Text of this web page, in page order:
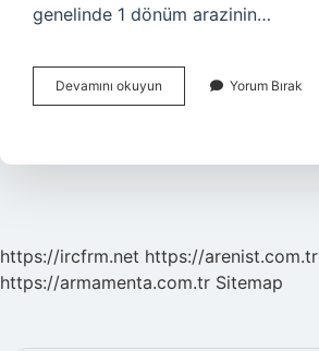
genelinde 1 dönüm arazinin…
Devamını okuyun
Dönüm
Için
Yorum Bırak
https://ircfrm.net https://arenist.com.tr
https://armamenta.com.tr Sitemap